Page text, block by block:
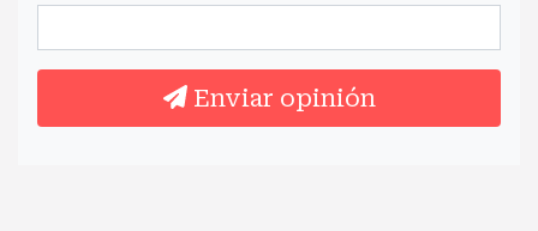
Enviar opinión